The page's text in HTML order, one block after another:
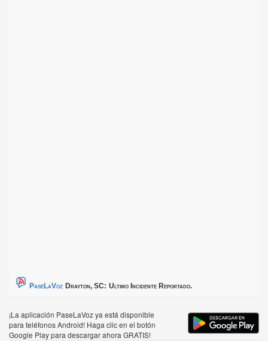
PaseLaVoz Drayton, SC: Ultimo Incidente Reportado.
¡La aplicación PaseLaVoz ya está disponible
para teléfonos Android! Haga clic en el botón
Google Play para descargar ahora GRATIS!